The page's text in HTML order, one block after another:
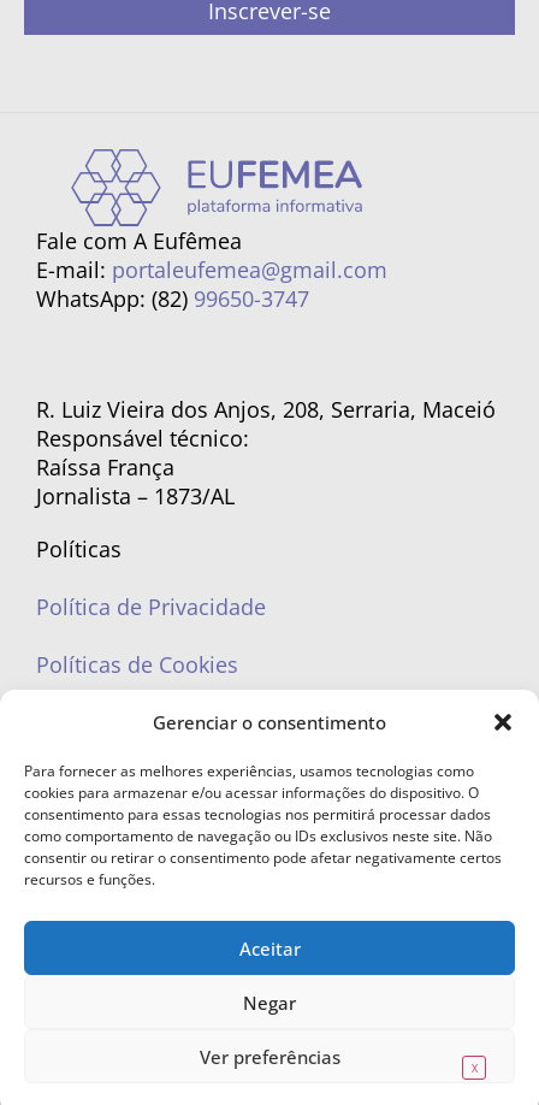
Gerenciar o consentimento
Para fornecer as melhores experiências, usamos tecnologias como
cookies para armazenar e/ou acessar informações do dispositivo. O
consentimento para essas tecnologias nos permitirá processar dados
como comportamento de navegação ou IDs exclusivos neste site. Não
consentir ou retirar o consentimento pode afetar negativamente certos
recursos e funções.
Aceitar
Negar
Ver preferências
Inscrever-se
Fale com A Eufêmea
E-mail: portaleufemea@gmail.com
WhatsApp: (82) 99650-3747
R. Luiz Vieira dos Anjos, 208, Serraria, Maceió
Responsável técnico:
Raíssa França
Jornalista – 1873/AL
Políticas
Política de Privacidade
Políticas de Cookies
portaleufemea@gmail.com
© Copyright 2023 - Todos os direitos reservados. Proibida cópia total ou
parcial sem autorização.
X